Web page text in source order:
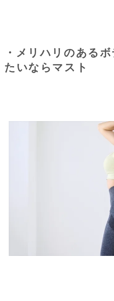
・メリハリのある
たいならマスト